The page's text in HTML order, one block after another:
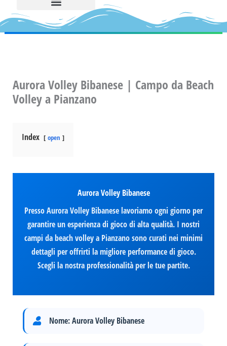
Aurora Volley Bibanese | Campo da Beach
Volley a Pianzano
Index open
Aurora Volley Bibanese
Presso Aurora Volley Bibanese lavoriamo ogni giorno per
garantire un esperienza di gioco di alta qualità. I nostri
campi da beach volley a Pianzano sono curati nei minimi
dettagli per offrirti la migliore performance di gioco.
Scegli la nostra professionalità per le tue partite.
Nome:Aurora Volley Bibanese